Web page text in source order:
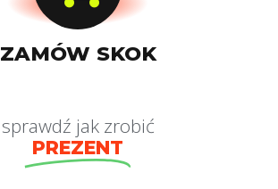
ZAMÓW SKOK
sprawdź jak zrobić
PREZENT